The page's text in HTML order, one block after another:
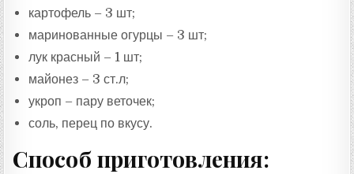
картофель – 3 шт;
маринованные огурцы – 3 шт;
лук красный – 1 шт;
майонез – 3 ст.л;
укроп – пару веточек;
соль, перец по вкусу.
Способ приготовления: